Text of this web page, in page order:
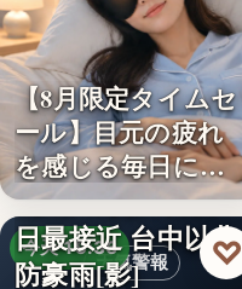
【8月限定タイムセ
ール】目元の疲れ
を感じる毎日に。3
段階…
天氣警報
今天 19:36
颱風白海豚8日及9
日最接近 台中以北
防豪雨[影]
♡